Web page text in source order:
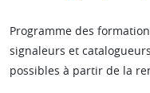
Programme des
signaleurs et
possibles à partir de la